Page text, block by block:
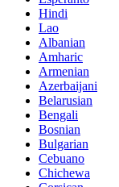
Hindi
Lao
Albanian
Amharic
Armenian
Azerbaijani
Belarusian
Bengali
Bosnian
Bulgarian
Cebuano
Chichewa